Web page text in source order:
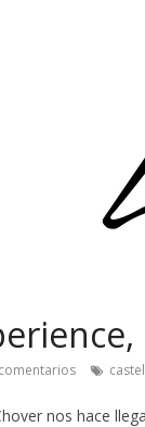
nos hace